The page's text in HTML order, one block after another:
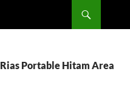
Portable Hitam Area